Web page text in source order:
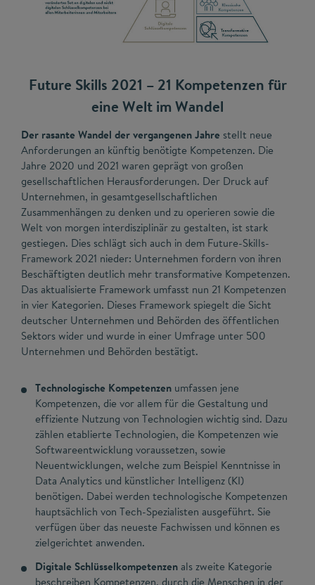
Future Skills 2021 – 21 Kompetenzen für
eine Welt im Wandel
Der rasante Wandel der vergangenen Jahre stellt neue
Anforderungen an künftig benötigte Kompetenzen. Die
Jahre 2020 und 2021 waren geprägt von großen
gesellschaftlichen Herausforderungen. Der Druck auf
Unternehmen, in gesamtgesellschaftlichen
Zusammenhängen zu denken und zu operieren sowie die
Welt von morgen interdisziplinär zu gestalten, ist stark
gestiegen. Dies schlägt sich auch in dem Future-Skills-
Framework 2021 nieder: Unternehmen fordern von ihren
Beschäftigten deutlich mehr transformative Kompetenzen.
Das aktualisierte Framework umfasst nun 21 Kompetenzen
in vier Kategorien. Dieses Framework spiegelt die Sicht
deutscher Unternehmen und Behörden des öffentlichen
Sektors wider und wurde in einer Umfrage unter 500
Unternehmen und Behörden bestätigt.
Technologische Kompetenzen umfassen jene
Kompetenzen, die vor allem für die Gestaltung und
effiziente Nutzung von Technologien wichtig sind. Dazu
zählen etablierte Technologien, die Kompetenzen wie
Softwareentwicklung voraussetzen, sowie
Neuentwicklungen, welche zum Beispiel Kenntnisse in
Data Analytics und künstlicher Intelligenz (KI)
benötigen. Dabei werden technologische Kompetenzen
hauptsächlich von Tech-Spezialisten ausgeführt. Sie
verfügen über das neueste Fachwissen und können es
zielgerichtet anwenden.
Digitale Schlüsselkompetenzenals zweite Kategorie
beschreiben Kompetenzen, durch die Menschen in der